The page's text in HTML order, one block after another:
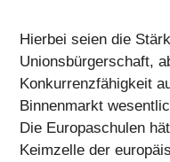
Hierbei seien die
Unionsbürgerschaft,
Konkurrenzfähigkeit
Binnenmarkt
Die Europaschulen
Keimzelle der